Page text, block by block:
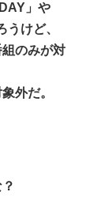
」や
うけど、
のみが対
外だ。